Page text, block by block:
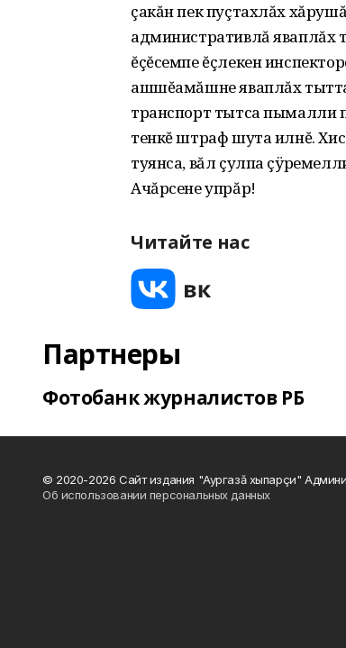
çакăн пек пуçтахлăх
административлă яваплăх
ĕçĕсемпе ĕçлекен
ашшĕамăшне яваплăх
транспорт тытса пымалли
тенкĕ штраф шута илнĕ.
туянса, вăл çулпа
Ачăрсене упрăр!
Читайте нас
Партнеры
Фотобанк журналистов РБ
© 2020-2026 Сайт издания "Аургазă хыпарçи"
Об использовании персональных данных